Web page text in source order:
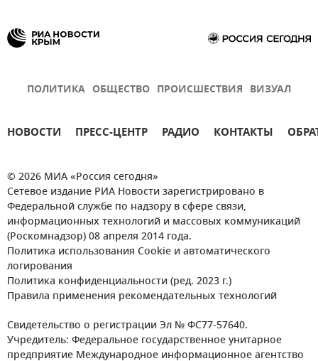
ПОЛИТИКА ОБЩЕСТВО ПРОИСШЕСТВИЯ ВИЗУАЛ
НОВОСТИ ПРЕСС-ЦЕНТР РАДИО КОНТАКТЫ
© 2026 МИА «Россия сегодня»
Сетевое издание РИА Новости зарегистрировано в
Федеральной службе по надзору в сфере связи,
информационных технологий и массовых коммуникаций
(Роскомнадзор) 08 апреля 2014 года.
Политика использования Cookie и автоматического
логирования
Политика конфиденциальности (ред. 2023 г.)
Правила применения рекомендательных технологий
Свидетельство о регистрации Эл № ФС77-57640.
Учредитель: Федеральное государственное унитарное
предприятие Международное информационное агентство